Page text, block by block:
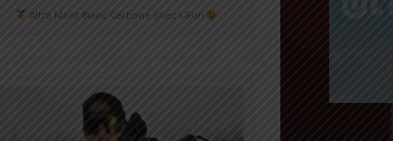
Altra Mont Blanc Carbone chez i-Run